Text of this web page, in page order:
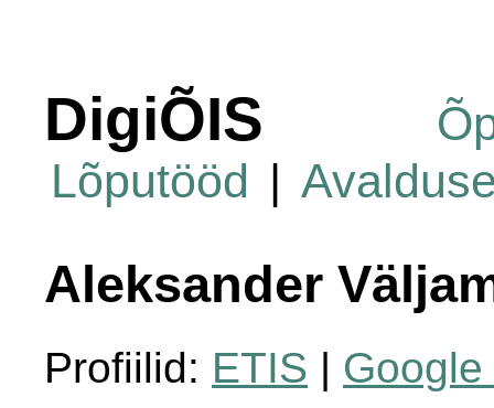
DigiÕIS
Lõputööd |
Aleksander
Profiilid: ETIS |